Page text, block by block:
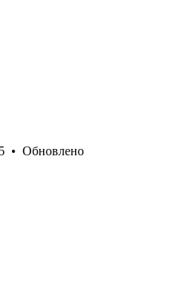
• Обновлено